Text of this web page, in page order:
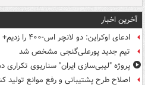
آخرین اخبار
ادعای اوکراین: دو لانچر اس-۴۰۰ را زدیم+ فیلم
تیم جدید پورعلی‌گنجی مشخص شد
پروژه "لیبی‌سازی ایران" سناریوی
اصلاح طرح پشتیبانی و رفع موانع